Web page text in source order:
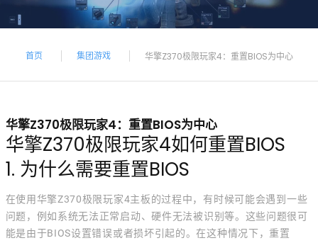
首页 集团游戏 华擎Z370极限玩家4：重置BIOS为中心
华擎Z370极限玩家4：重置BIOS为中心
华擎Z370极限玩家4如何重置BIOS
1. 为什么需要重置BIOS
在使用华擎Z370极限玩家4主板的过程中，有时候可能会遇到一些
问题，例如系统无法正常启动、硬件无法被识别等。这些问题很可
能是由于BIOS设置错误或者损坏引起的。在这种情况下，重置